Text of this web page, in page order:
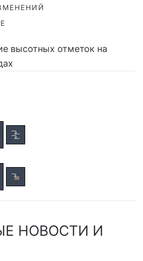
высотных отметок на
НОВОСТИ И